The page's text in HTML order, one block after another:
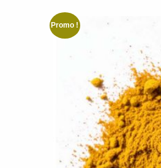
Promo !